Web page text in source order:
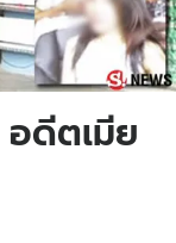
ดีตเมีย